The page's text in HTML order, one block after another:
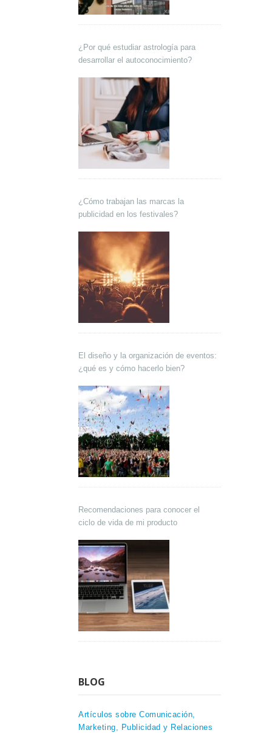
¿Por qué estudiar astrología para
desarrollar el autoconocimiento?
¿Cómo trabajan las marcas la
publicidad en los festivales?
El diseño y la organización de eventos:
¿qué es y cómo hacerlo bien?
Recomendaciones para conocer el
ciclo de vida de mi producto
BLOG
Artículos sobre Comunicación,
Marketing, Publicidad y Relaciones